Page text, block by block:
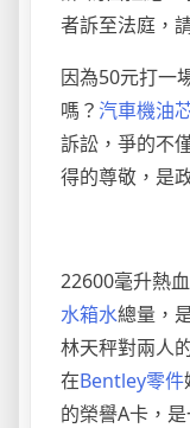
者訴至法庭，
因為50元打一
嗎？ 汽車機油
訴訟，爭的不
得的尊敬，是
22600毫升熱
水箱水總量，
林天秤對兩人
在Bentley零件
的榮譽A卡，